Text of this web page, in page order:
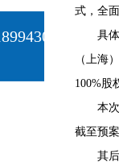
式，全
具
（上海
100%股
本
截至预
其